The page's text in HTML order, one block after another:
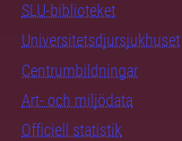
SLU-biblioteket
Universitetsdjursjukhuset
Centrumbildningar
Art- och miljödata
Officiell statistik